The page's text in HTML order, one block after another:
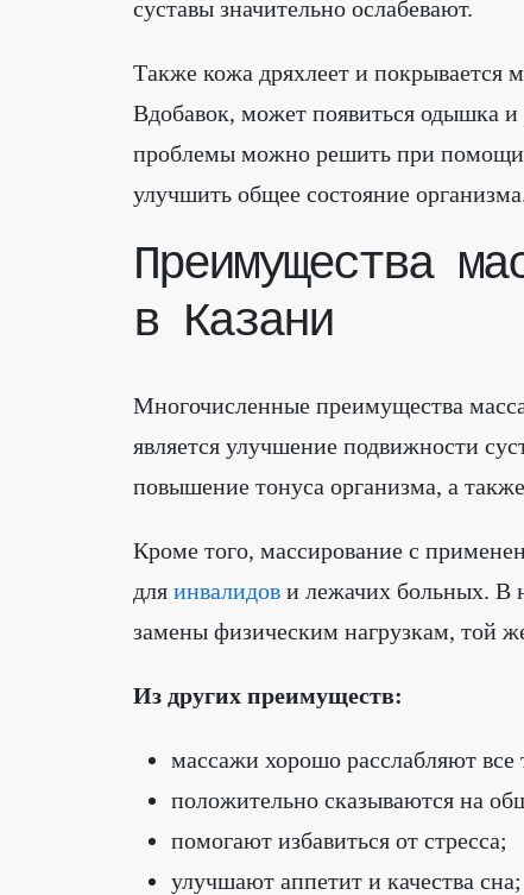
суставы значительно ослабевают.
Также кожа дряхлеет и покрывается
Вдобавок, может появиться одышка
проблемы можно решить при помощи
улучшить общее состояние
Преимущества
в Казани
Многочисленные преимущества
является улучшение подвижности
повышение тонуса организма, а
Кроме того, массирование с
для инвалидов и лежачих больных. В
замены физическим нагрузкам, той
Из других преимуществ:
массажи хорошо расслабляют все
положительно сказываются на
помогают избавиться от стресса;
улучшают аппетит и качества сна;